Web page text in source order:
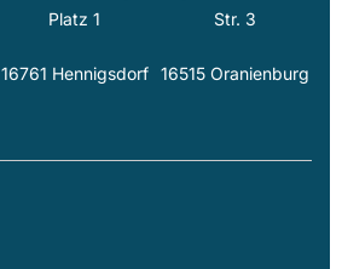
Platz 1
Str. 3
16761 Hennigsdorf 16515 Oranienburg